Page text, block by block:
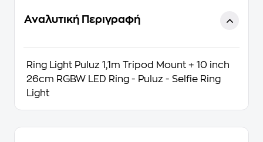
Αναλυτική Περιγραφή
Ring Light Puluz 1,1m Tripod Mount + 10 inch
26cm RGBW LED Ring - Puluz - Selfie Ring
Light